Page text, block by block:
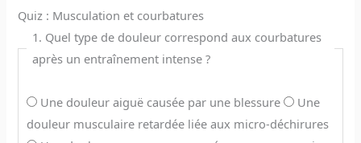
Quiz : Musculation et courbatures
1. Quel type de douleur correspond aux courbatures
après un entraînement intense ?
Une douleur aiguë causée par une blessure
Une
douleur musculaire retardée liée aux micro-déchirures